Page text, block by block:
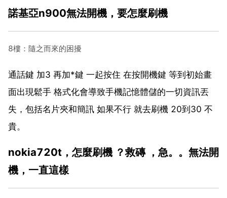
諾基亞n900無法開機，要怎麼刷機
8樓：隨之而來的困擾
通話鍵 加3 再加*鍵 一起按住 在按開機鍵 等到初始畫
面出現鬆手 格式化會導致手機記憶體儲的一切資訊丟
失，包括名片夾和簡訊 如果不行 就去刷機 20到30 不
貴。
nokia720t，怎麼刷機 ？救磚 ，急。。無法開
機，一直這樣